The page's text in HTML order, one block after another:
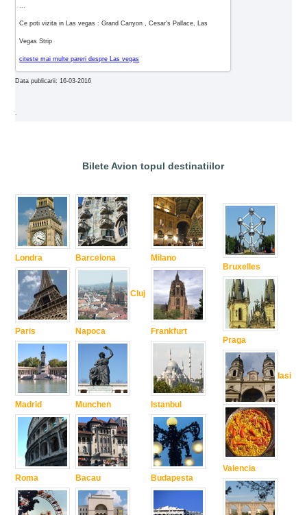
...
Ce poti vizita in Las vegas : Grand Canyon , Cesar's Pallace, Las
Vegas Strip
citeste mai multe pareri despre Las vegas
Data publicarii: 16-03-2016
.
Bilete Avion topul destinatiilor
Londra
Paris
Madrid
Roma
Barcelona
Cluj
Napoca
Munchen
Bacau
Milano
Frankfurt
Istanbul
Budapesta
Bruxelles
Praga
Iasi
Valencia